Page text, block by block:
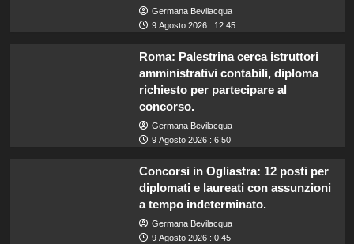
Germana Bevilacqua
9 Agosto 2026 : 12:45
Roma: Palestrina cerca istruttori
amministrativi contabili, diploma
richiesto per partecipare al
concorso.
Germana Bevilacqua
9 Agosto 2026 : 6:50
Concorsi in Ogliastra: 12 posti per
diplomati e laureati con assunzioni
a tempo indeterminato.
Germana Bevilacqua
9 Agosto 2026 : 0:45